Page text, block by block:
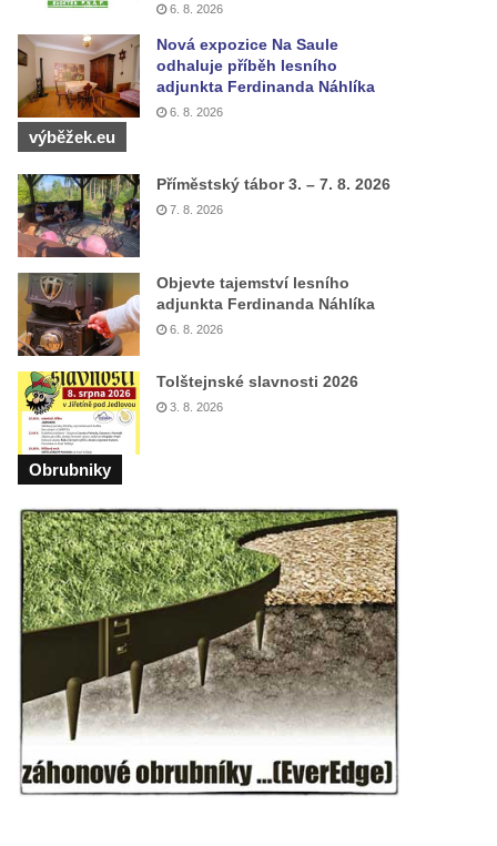
6. 8. 2026
Nová expozice Na Saule
odhaluje příběh lesního
adjunkta Ferdinanda Náhlíka
6. 8. 2026
výběžek.eu
Příměstský tábor 3. – 7. 8. 2026
7. 8. 2026
Objevte tajemství lesního
adjunkta Ferdinanda Náhlíka
6. 8. 2026
Tolštejnské slavnosti 2026
3. 8. 2026
Obrubniky